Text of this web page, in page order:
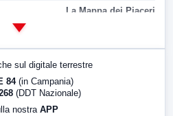
La Mappa dei Piaceri
LabNews (replica)
sul digitale terrestre
84 (in Campania)
(DDT Nazionale)
nostra APP